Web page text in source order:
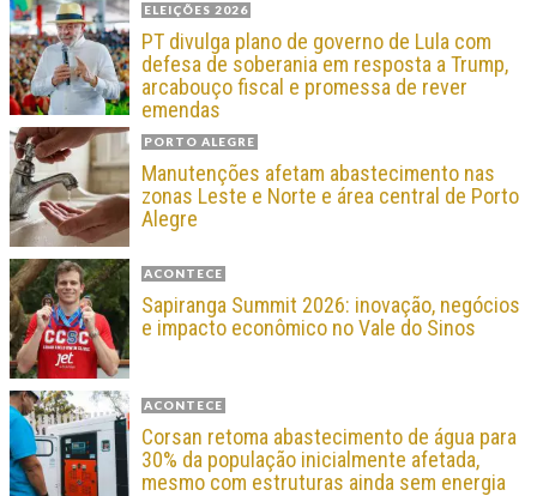
ELEIÇÕES 2026
PT divulga plano de governo de Lula com
defesa de soberania em resposta a Trump,
arcabouço fiscal e promessa de rever
emendas
PORTO ALEGRE
Manutenções afetam abastecimento nas
zonas Leste e Norte e área central de Porto
Alegre
ACONTECE
Sapiranga Summit 2026: inovação, negócios
e impacto econômico no Vale do Sinos
ACONTECE
Corsan retoma abastecimento de água para
30% da população inicialmente afetada,
mesmo com estruturas ainda sem energia